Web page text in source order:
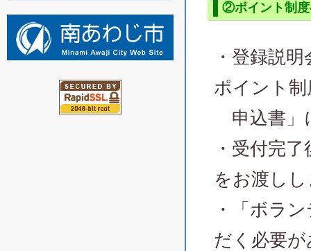
②ポイント制度
・登録説
ポイント
申込書」
・受付完
をお渡し
・「ボラ
だく必要